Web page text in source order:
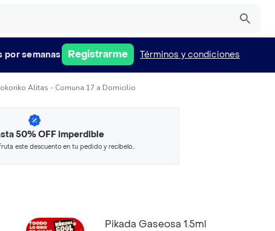
por semanas Registrarme Términos y condiciones
Alitas - Comuna 17 a Domicilio
50% OFF imperdible
este descuento en tu pedido y recíbelo
Pikada Gaseosa 1.5ml